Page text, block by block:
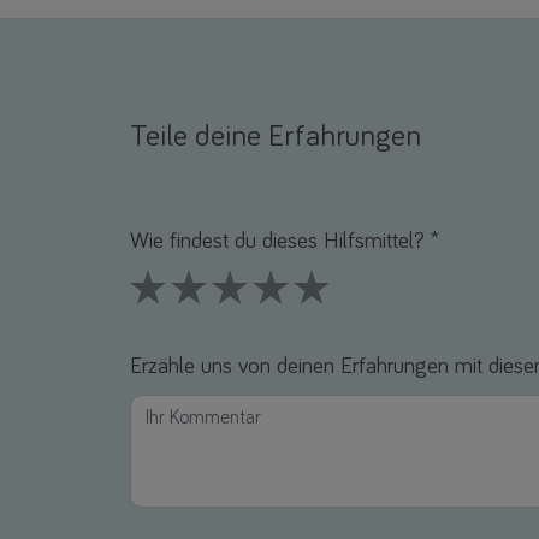
Teile deine Erfahrungen
Wie findest du dieses Hilfsmittel? *
Erzähle uns von deinen Erfahrungen mit